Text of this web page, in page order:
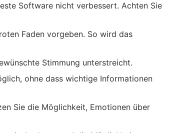
Software nicht verbessert. Achten Sie
Faden vorgeben. So wird das
Stimmung unterstreicht.
ohne dass wichtige Informationen
Sie die Möglichkeit, Emotionen über